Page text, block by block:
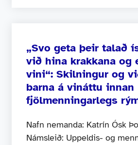
„Svo geta þeir talað
við hina krakkana og
vini“: Skilningur og
barna á vináttu innan
fjölmenningarlegs
Nafn nemanda: Katrín Ósk
Námsleið: Uppeldis- og